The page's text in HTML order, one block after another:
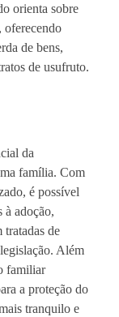
orienta sobre
oferecendo
de bens,
de usufruto.
da
família. Com
é possível
à adoção,
tratadas de
Além
familiar
a proteção do
tranquilo e